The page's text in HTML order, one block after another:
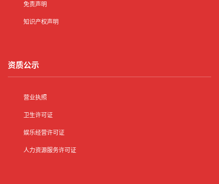
免责声明
知识产权声明
资质公示
营业执照
卫生许可证
娱乐经营许可证
人力资源服务许可证